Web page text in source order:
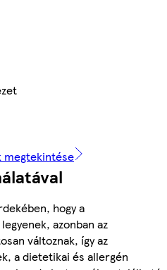
megtekintése
hogy a
azonban az
változnak, így az
a dietetikai és allergén